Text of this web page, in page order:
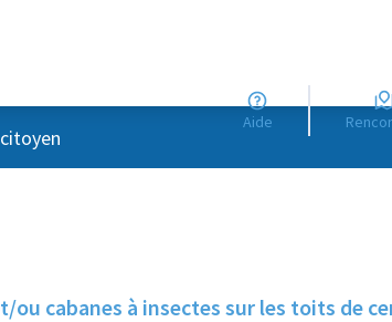
Aide
ou cabanes à insectes sur les toits de